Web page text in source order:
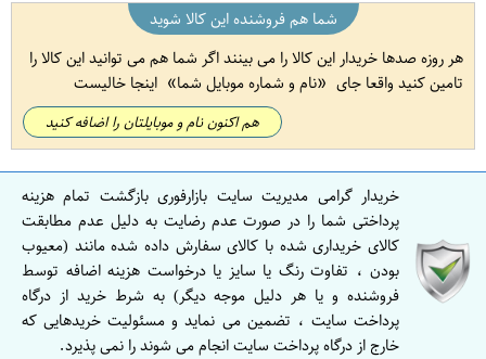
شما هم فروشنده این کالا شوید
هر روزه صدها خریدار این کالا را می بینند اگر شما هم می توانید این کالا را
تامین کنید واقعا جای
نام و شماره موبایل شما اینجا خالیست
هم اکنون نام و موبایلتان را اضافه کنید
خریدار گرامی مدیریت سایت بازارفوری بازگشت تمام هزینه
پرداختی شما را در صورت عدم رضایت به دلیل عدم مطابقت
کالای خریداری شده با کالای سفارش داده شده مانند (معیوب
بودن ، تفاوت رنگ یا سایز یا درخواست هزینه اضافه توسط
فروشنده و یا هر دلیل موجه دیگر) به شرط خرید از درگاه
پرداخت سایت ، تضمین می نماید و مسئولیت خریدهایی که
خارج از درگاه پرداخت سایت انجام می شوند را نمی پذیرد.